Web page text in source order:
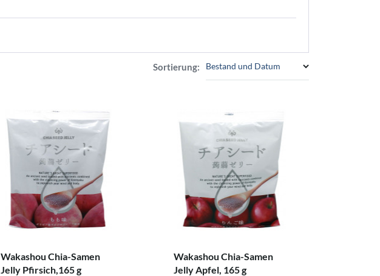
Sortierung: Bestand und Datum
Wakashou Chia-Samen
Jelly Pfirsich,165 g
Wakashou Chia-Samen
Jelly Apfel, 165 g